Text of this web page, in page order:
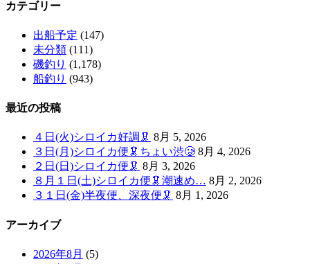
カテゴリー
出船予定 (147)
未分類 (111)
磯釣り (1,178)
船釣り (943)
最近の投稿
４日(火)シロイカ好調🦑 8月 5, 2026
３日(月)シロイカ便🦑ちょい渋🥲 8月 4, 2026
２日(日)シロイカ便🦑 8月 3, 2026
８月１日(土)シロイカ便🦑潮速め… 8月 2, 2026
３１日(金)半夜便、深夜便🦑 8月 1, 2026
アーカイブ
2026年8月 (5)